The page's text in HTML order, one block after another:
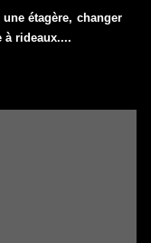
étagère, changer
à rideaux....